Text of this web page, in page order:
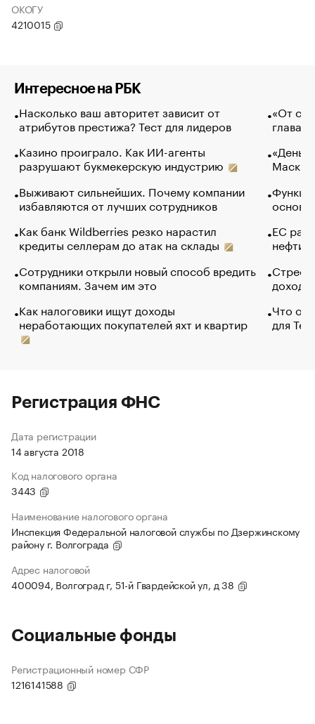
ОКОГУ
4210015
Интересное на РБК
Насколько ваш авторитет зависит от
атрибутов престижа? Тест для лидеров
Казино проиграло. Как ИИ-агенты
разрушают букмекерскую индустрию
Выживают сильнейших. Почему компании
избавляются от лучших сотрудников
Как банк Wildberries резко нарастил
кредиты селлерам до атак на склады
Сотрудники открыли новый способ вредить
компаниям. Зачем им это
Как налоговики ищут доходы
неработающих покупателей яхт и квартир
«От
глава
Маск в
основ
ЕС
нефти
Что
для
Регистрация ФНС
Дата регистрации
14 августа 2018
Код налогового органа
3443
Наименование налогового органа
Инспекция Федеральной налоговой службы по Дзержинскому
району г. Волгограда
Адрес налоговой
400094, Волгоград г, 51-й Гвардейской ул, д 38
Социальные фонды
Регистрационный номер СФР
1216141588